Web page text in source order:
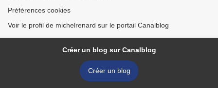
Préférences cookies
Voir le profil de michelrenard sur le portail Canalblog
Créer un blog sur Canalblog
Créer un blog